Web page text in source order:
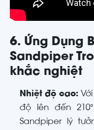
6. Ứng Dụng
Sandpiper
khắc nghiệt
Nhiệt độ cao:Với
độ lên đến
Sandpiper lý